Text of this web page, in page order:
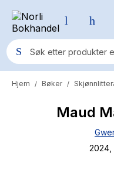
Populære søk
Pokemon
Fury Bound - Sable
Hjem / Bøker /
Maud
2024,